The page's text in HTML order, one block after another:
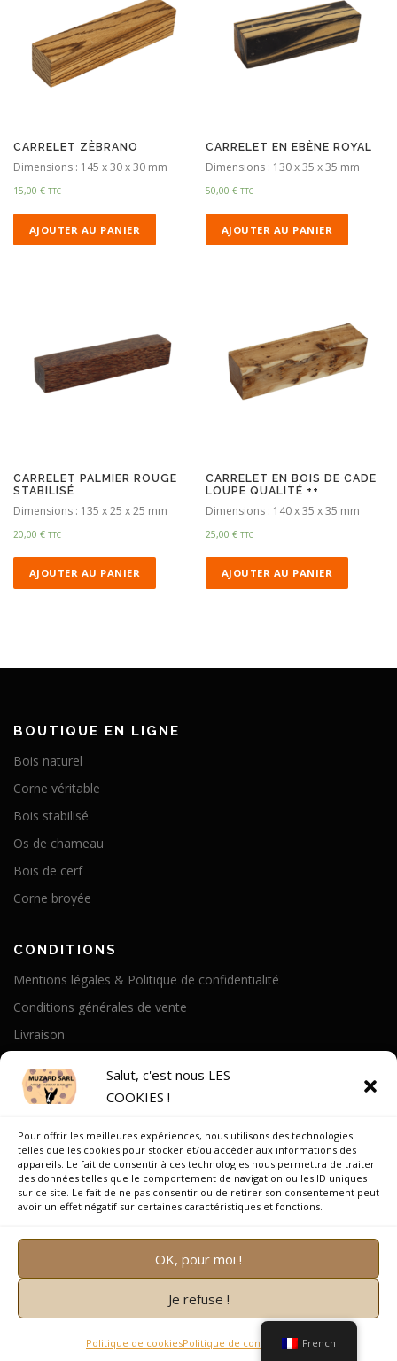
Salut, c'est nous LES
COOKIES !
Pour offrir les meilleures expériences, nous utilisons des technologies
telles que les cookies pour stocker et/ou accéder aux informations des
appareils. Le fait de consentir à ces technologies nous permettra de traiter
des données telles que le comportement de navigation ou les ID uniques
sur ce site. Le fait de ne pas consentir ou de retirer son consentement peut
avoir un effet négatif sur certaines caractéristiques et fonctions.
OK, pour moi !
Je refuse !
Politique de cookiesPolitique de confidentialité
CARRELET ZÈBRANO
Dimensions : 145 x 30 x 30 mm
15,00 € TTC
AJOUTER AU PANIER
CARRELET EN EBÈNE ROYAL
Dimensions : 130 x 35 x 35 mm
50,00€ TTC
AJOUTER AU PANIER
CARRELET PALMIER ROUGE
STABILISÉ
Dimensions : 135 x 25 x 25 mm
20,00 € TTC
AJOUTER AU PANIER
CARRELET EN BOIS DE CADE
LOUPE QUALITÉ ++
Dimensions : 140 x 35 x 35 mm
25,00€ TTC
AJOUTER AU PANIER
BOUTIQUE EN LIGNE
Bois naturel
Corne véritable
Bois stabilisé
Os de chameau
Bois de cerf
Corne broyée
CONDITIONS
Mentions légales & Politique de confidentialité
Conditions générales de vente
Livraison
Notre Histoire
On parle de nous
Recrutement
Copyright © 2026 Muzard SARL
FameThemes. Traduit par Wp Trads.
French